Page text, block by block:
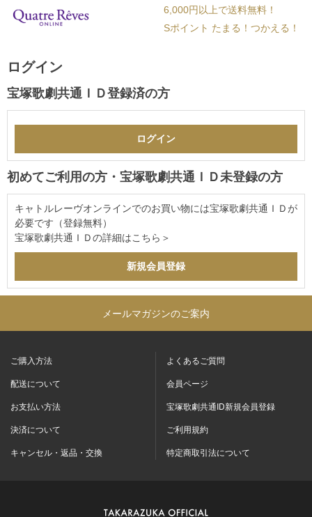
6,000円以上で送料無料！
Sポイント たまる！つかえる！
ログイン
宝塚歌劇共通ＩＤ登録済の方
初めてご利用の方・宝塚歌劇共通ＩＤ未登録の方
キャトルレーヴオンラインでのお買い物には宝塚歌劇共通ＩＤが
必要です（登録無料）
宝塚歌劇共通ＩＤの詳細はこちら＞
メールマガジンのご案内
ご購入方法
配送について
お支払い方法
決済について
キャンセル・返品・交換
よくあるご質問
会員ページ
宝塚歌劇共通ID新規会員登録
ご利用規約
特定商取引法について